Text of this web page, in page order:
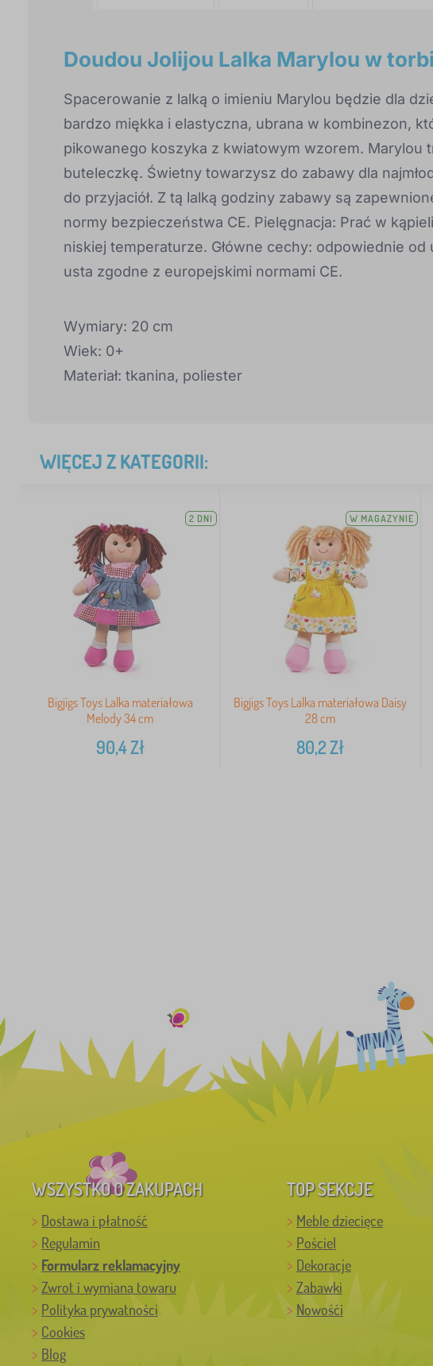
Doudou Jolijou Lalka Marylou w
Spacerowanie z lalką o imieniu Marylou będzie dla
bardzo miękka i elastyczna, ubrana w kombinezon,
pikowanego koszyka z kwiatowym wzorem. Marylou
buteleczkę. Świetny towarzysz do zabawy dla
do przyjaciół. Z tą lalką godziny zabawy są
normy bezpieczeństwa CE. Pielęgnacja: Prać w
niskiej temperaturze. Główne cechy: odpowiednie
usta zgodne z europejskimi normami CE.
Wymiary: 20 cm
Wiek: 0+
Materiał: tkanina, poliester
WIĘCEJ Z KATEGORII:
2 DNI
Bigjigs Toys Lalka materiałowa
Melody 34 cm
90,4Zł
W MAGAZYNIE
Bigjigs Toys Lalka materiałowa Daisy
28 cm
80,2Zł
WSZYSTKO O ZAKUPACH
Dostawa i płatność
Regulamin
Formularz reklamacyjny
Zwrot i wymiana towaru
Polityka prywatności
Cookies
Blog
TOP SEKCJE
Meble dziecięce
Pościel
Dekoracje
Zabawki
Nowośći